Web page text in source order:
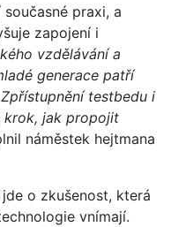
praxi, a
zapojení i
vzdělávání a
generace patří
testbedu i
krok, jak propojit
náměstek hejtmana
o zkušenost, která
vnímají.